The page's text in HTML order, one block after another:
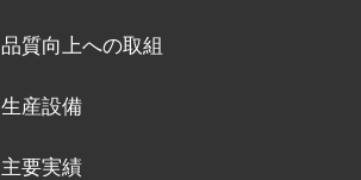
品質向上への取組
生産設備
主要実績